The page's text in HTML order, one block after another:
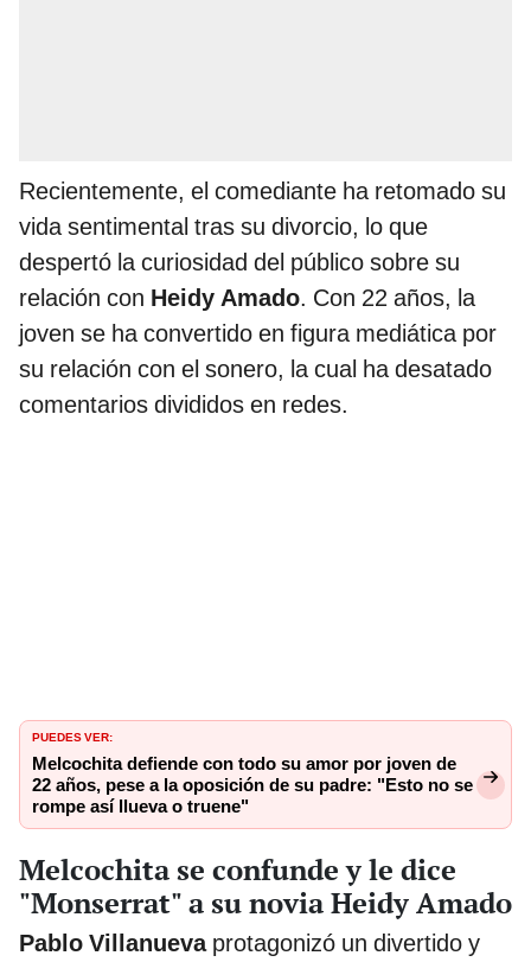
Recientemente, el comediante ha retomado su
vida sentimental tras su divorcio, lo que
despertó la curiosidad del público sobre su
relación con Heidy Amado. Con 22 años, la
joven se ha convertido en figura mediática por
su relación con el sonero, la cual ha desatado
comentarios divididos en redes.
PUEDES VER:
Melcochita defiende con todo su amor por joven de
22 años, pese a la oposición de su padre: "Esto no se
rompe así llueva o truene"
Melcochita se confunde y le dice
"Monserrat" a su novia Heidy Amado
Pablo Villanuevaprotagonizó un divertido y